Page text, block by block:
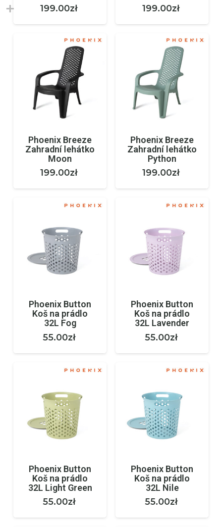
199.00zł 199.00zł
Phoenix Breeze
Zahradní lehátko
Moon
199.00zł
Phoenix Breeze
Zahradní lehátko
Python
199.00zł
Phoenix Button
Koš na prádlo
32L Fog
55.00zł
Phoenix Button
Koš na prádlo
32L Lavender
55.00zł
Phoenix Button
Koš na prádlo
32L Light Green
55.00zł
Phoenix Button
Koš na prádlo
32L Nile
55.00zł